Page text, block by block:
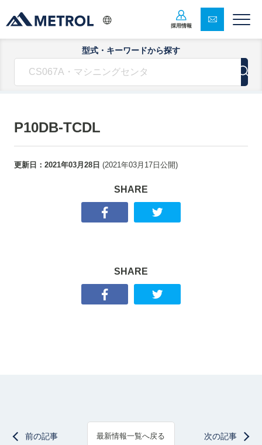
採用情報
型式・キーワードから探す
P10DB-TCDL
更新日： 2021年03月28日 (2021年03月17日 公開)
SHARE
SHARE
前の記事 最新情報一覧へ戻る 次の記事